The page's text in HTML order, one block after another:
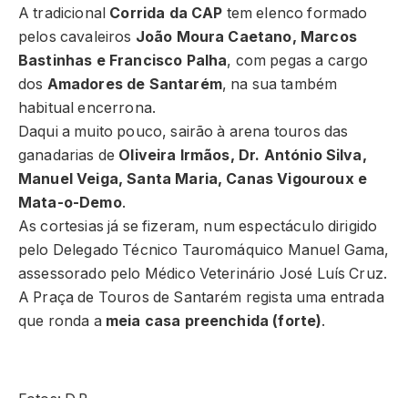
A tradicional Corrida da CAP tem elenco formado
pelos cavaleiros João Moura Caetano, Marcos
Bastinhas e Francisco Palha, com pegas a cargo
dos Amadores de Santarém, na sua também
habitual encerrona.
Daqui a muito pouco, sairão à arena touros das
ganadarias de Oliveira Irmãos, Dr. António Silva,
Manuel Veiga, Santa Maria, Canas Vigouroux e
Mata-o-Demo.
As cortesias já se fizeram, num espectáculo dirigido
pelo Delegado Técnico Tauromáquico Manuel Gama,
assessorado pelo Médico Veterinário José Luís Cruz.
A Praça de Touros de Santarém regista uma entrada
que ronda a meia casa preenchida (forte).